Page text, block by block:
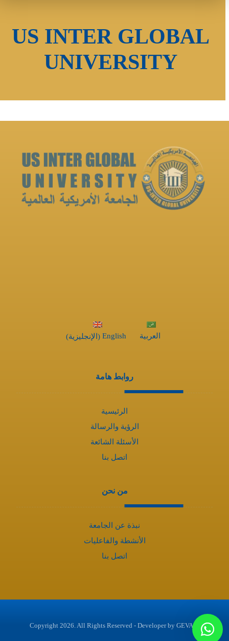
US INTER GLOBAL
UNIVERSITY
العربية English
(الإنجليزية)
روابط هامة
الرئيسية
الرؤية والرسالة
الأسئلة الشائعة
اتصل بنا
من نحن
نبذة عن الجامعة
الأنشطة والفاعليات
اتصل بنا
© Copyright 2026. All Rights Reserved - Developer by
GEVA